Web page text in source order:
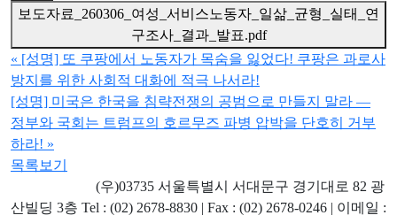
보도자료_260306_여성_서비스노동자_일삶_균형_실태_연
구조사_결과_발표.pdf
« [성명] 또 쿠팡에서 노동자가 목숨을 잃었다! 쿠팡은 과로사
방지를 위한 사회적 대화에 적극 나서라!
[성명] 미국은 한국을 침략전쟁의 공범으로 만들지 말라 —
정부와 국회는 트럼프의 호르무즈 파병 압박을 단호히 거부
하라! »
목록보기
ㅤ ㅤ ㅤㅤ(우)03735 서울특별시 서대문구 경기대로 82 광
산빌딩 3층 Tel : (02) 2678-8830 | Fax : (02) 2678-0246 | 이메일 :